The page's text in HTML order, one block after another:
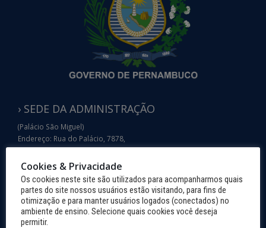
› SEDE DA ADMINISTRAÇÃO
(Palácio São Miguel)
Endereço: Rua do Palácio, 7878,
Vila dos Remédios, Fernando de Noronha.
CEP: 53.990-000.
Fone: (81) 3619-0812
E-mail: noronha@noronha.pe.gov.br
› ESCRITÓRIO DE APOIO
(Recife)
Cookies & Privacidade
Os cookies neste site são utilizados para acompanharmos quais
partes do site nossos usuários estão visitando, para fins de
otimização e para manter usuários logados (conectados) no
ambiente de ensino. Selecione quais cookies você deseja
permitir.